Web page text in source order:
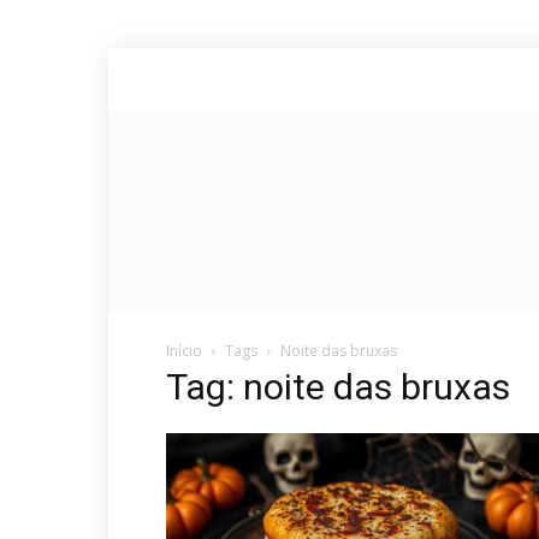
Início Tags Noite das bruxas
Tag: noite das bruxas